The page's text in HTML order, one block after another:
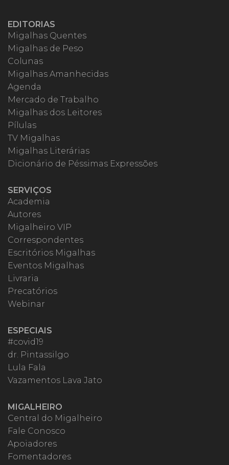
EDITORIAS
Migalhas Quentes
Migalhas de Peso
Colunas
Migalhas Amanhecidas
Agenda
Mercado de Trabalho
Migalhas dos Leitores
Pílulas
TV Migalhas
Migalhas Literárias
Dicionário de Péssimas Expressões
SERVIÇOS
Academia
Autores
Migalheiro VIP
Correspondentes
Escritórios Migalhas
Eventos Migalhas
Livraria
Precatórios
Webinar
ESPECIAIS
#covid19
dr. Pintassilgo
Lula Fala
Vazamentos Lava Jato
MIGALHEIRO
Central do Migalheiro
Fale Conosco
Apoiadores
Fomentadores